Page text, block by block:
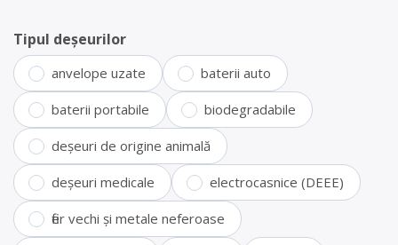
Tipul deșeurilor
anvelope uzate baterii auto
baterii portabile biodegradabile
deșeuri de origine animală
deșeuri medicale electrocasnice (DEEE)
fier vechi și metale neferoase